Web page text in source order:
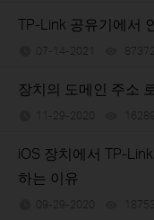
TP-Link 공유기에서
07-14-2021
장치의 도메인 주소
11-29-2020
iOS 장치에서 TP-
하는 이유
09-29-2020